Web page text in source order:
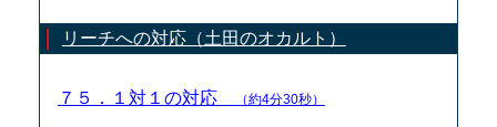
リーチへの対応（土田のオカルト）
７５．１対１の対応 （約4分30秒）